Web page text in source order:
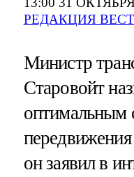
РЕДАКЦИЯ
Министр
Старовойт
оптимальным
он заявил в